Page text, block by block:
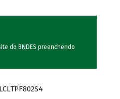
do BNDES preenchendo